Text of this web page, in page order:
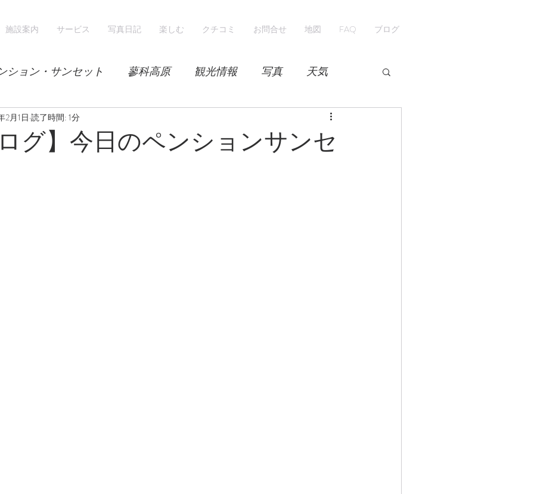
施設案内 サービス 写真日記 楽しむ クチコミ お問合せ 地図 FAQ ブログ
ション・サンセット 蓼科高原 観光情報 写真 天気
レンゲツツジ 紅葉
グ】今日のペンションサンセ
2月1日 読了時間: 1分